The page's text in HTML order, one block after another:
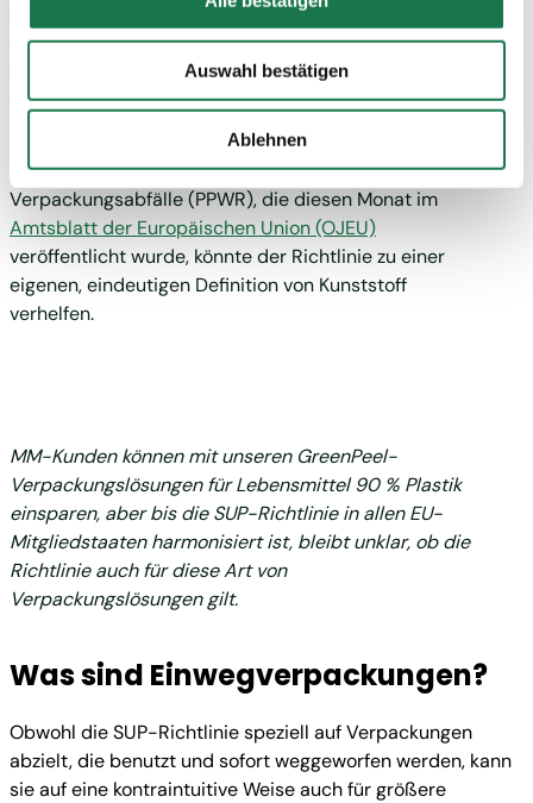
zusammen mit "Auswahl bestätigen" auswählen, willigen
Sie zugleich gem. Art. 49 Abs. 1 lit. a DSGVO ein, dass
Ihre auf dieser Webseite erhobenen Daten auch in
Drittstaaten, in denen die DSGVO nicht gilt, verarbeitet
auch in den USA verarbeitet. Wenn Sie jedoch nicht
zusammen mit "Auswahl bestätigen“ auswählen, findet
die oben beschriebene Übermittlung nicht statt.
Auswahl bestätigen
Ablehnen
gibt es in den einzelnen Ländern unterschiedliche
Auslegungen, welche Materialien als Kunststoff
gelten. Dieser fehlende Konsens macht die
Anwendung der Richtlinie in den verschiedenen
Die Verordnung über Verpackungen und
Verpackungsabfälle (PPWR), die diesen Monat im
Amtsblatt der Europäischen Union (OJEU)
veröffentlicht wurde, könnte der Richtlinie zu einer
eigenen, eindeutigen Definition von Kunststoff
verhelfen.
MM-Kunden können mit unseren GreenPeel-
Verpackungslösungen für Lebensmittel 90 % Plastik
einsparen, aber bis die SUP-Richtlinie in allen EU-
Mitgliedstaaten harmonisiert ist, bleibt unklar, ob die
Richtlinie auch für diese Art von
Verpackungslösungen gilt.
Was sind Einwegverpackungen?
Obwohl die SUP-Richtlinie speziell auf Verpackungen
abzielt, die benutzt und sofort weggeworfen werden, kann
sie auf eine kontraintuitive Weise auch für größere